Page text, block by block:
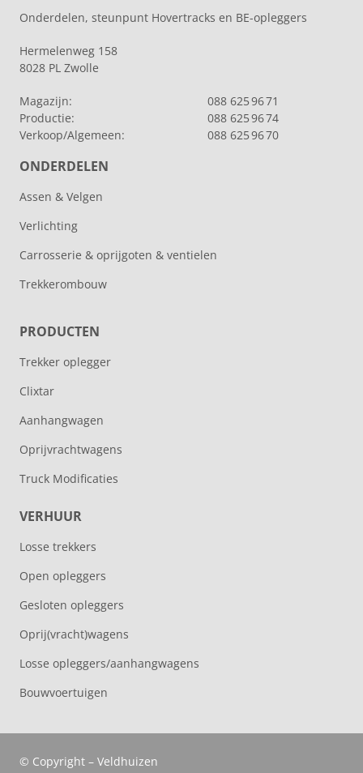
Onderdelen, steunpunt Hovertracks en BE-opleggers
Hermelenweg 158
8028 PL Zwolle
Magazijn:
088 625 96 71
Productie:
088 625 96 74
Verkoop/Algemeen:
088 625 96 70
ONDERDELEN
Assen & Velgen
Verlichting
Carrosserie & oprijgoten & ventielen
Trekkerombouw
PRODUCTEN
Trekker oplegger
Clixtar
Aanhangwagen
Oprijvrachtwagens
Truck Modificaties
VERHUUR
Losse trekkers
Open opleggers
Gesloten opleggers
Oprij(vracht)wagens
Losse opleggers/aanhangwagens
Bouwvoertuigen
© Copyright – Veldhuizen